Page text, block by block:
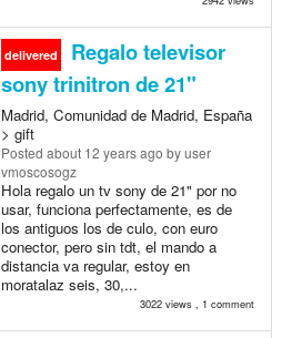
delivered
Regalo televisor
sony trinitron de 21"
Madrid, Comunidad de Madrid, España
> gift
Posted about 12 years ago by user
vmoscosogz
Hola regalo un tv sony de 21" por no
usar, funciona perfectamente, es de
los antiguos los de culo, con euro
conector, pero sin tdt, el mando a
distancia va regular, estoy en
moratalaz seis, 30,...
3022 views , 1 comment